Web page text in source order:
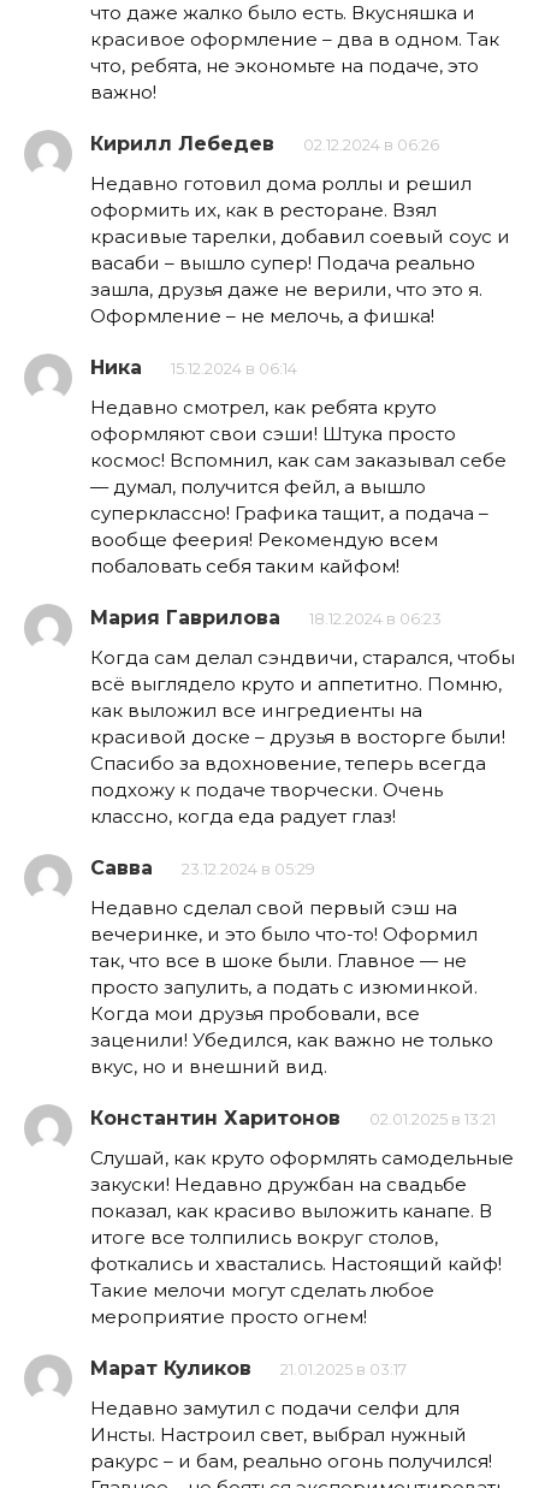
что даже жалко было есть. Вкусняшка и
красивое оформление – два в одном. Так
что, ребята, не экономьте на подаче, это
важно!
Кирилл Лебедев 02.12.2024 в 06:26
Недавно готовил дома роллы и решил
оформить их, как в ресторане. Взял
красивые тарелки, добавил соевый соус и
васаби – вышло супер! Подача реально
зашла, друзья даже не верили, что это я.
Оформление – не мелочь, а фишка!
Ника 15.12.2024 в 06:14
Недавно смотрел, как ребята круто
оформляют свои сэши! Штука просто
космос! Вспомнил, как сам заказывал себе
— думал, получится фейл, а вышло
суперклассно! Графика тащит, а подача –
вообще феерия! Рекомендую всем
побаловать себя таким кайфом!
Мария Гаврилова 18.12.2024 в 06:23
Когда сам делал сэндвичи, старался, чтобы
всё выглядело круто и аппетитно. Помню,
как выложил все ингредиенты на
красивой доске – друзья в восторге были!
Спасибо за вдохновение, теперь всегда
подхожу к подаче творчески. Очень
классно, когда еда радует глаз!
Савва 23.12.2024 в 05:29
Недавно сделал свой первый сэш на
вечеринке, и это было что-то! Оформил
так, что все в шоке были. Главное — не
просто запулить, а подать с изюминкой.
Когда мои друзья пробовали, все
заценили! Убедился, как важно не только
вкус, но и внешний вид.
Константин Харитонов 02.01.2025 в 13:21
Слушай, как круто оформлять самодельные
закуски! Недавно дружбан на свадьбе
показал, как красиво выложить канапе. В
итоге все толпились вокруг столов,
фоткались и хвастались. Настоящий кайф!
Такие мелочи могут сделать любое
мероприятие просто огнем!
Марат Куликов 21.01.2025 в 03:17
Недавно замутил с подачи селфи для
Инсты. Настроил свет, выбрал нужный
ракурс – и бам, реально огонь получился!